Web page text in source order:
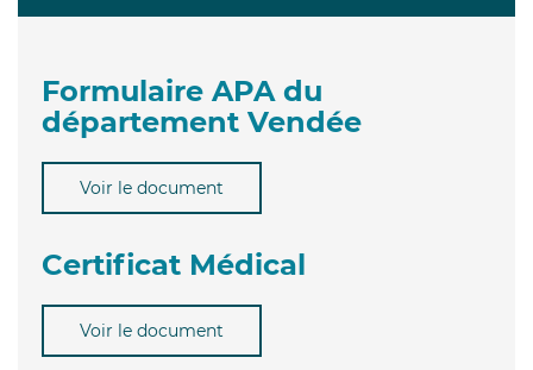
Formulaire APA du
département Vendée
Voir le document
Certificat Médical
Voir le document